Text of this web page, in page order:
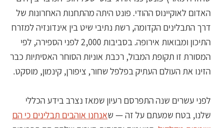
האדום לאוקיינוס ההודי. פונט היתה מהתחנות האחרונות של
דרך התבלינים הקדומה, רשת נתיבי שיט בין אינדונזיה למזרח
התיכון ומבואות אירופה. בסביבות 2,000 לפני הספירה, לפי
המסורת זו תקופת המבול, רכבת אוניות הסוחר האסיתיות כבר
הזינו את העולם העתיק בפלפל שחור, ציפורן, קינמון, מוסקט.
לפני עשרים שנה התפרסם רעיון שמאז נצרב בידע הכללי
שלנו, בטח שמעתם על זה — שאנחנו אוהבים תבלינים כי הם